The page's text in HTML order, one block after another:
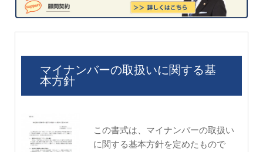
マイナンバーの取扱いに関する基
本方針
この書式は、マイナンバーの取扱い
に関する基本方針を定めたもので